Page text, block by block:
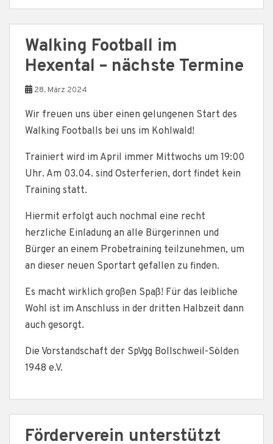
Walking Football im
Hexental – nächste Termine
28. März 2024
Wir freuen uns über einen gelungenen Start des
Walking Footballs bei uns im Kohlwald!
Trainiert wird im April immer Mittwochs um 19:00
Uhr. Am 03.04. sind Osterferien, dort findet kein
Training statt.
Hiermit erfolgt auch nochmal eine recht
herzliche Einladung an alle Bürgerinnen und
Bürger an einem Probetraining teilzunehmen, um
an dieser neuen Sportart gefallen zu finden.
Es macht wirklich großen Spaß! Für das leibliche
Wohl ist im Anschluss in der dritten Halbzeit dann
auch gesorgt.
Die Vorstandschaft der SpVgg Bollschweil-Sölden
1948 e.V.
Förderverein unterstützt